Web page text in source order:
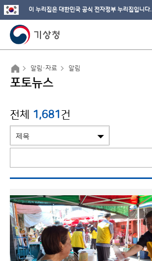
이 누리집은 대한민국 공식 전자정부 누리집입니다.
알림·자료 알림
포토뉴스
전체 1,681건